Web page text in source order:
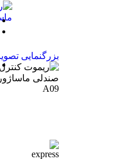
بزرگنمایی